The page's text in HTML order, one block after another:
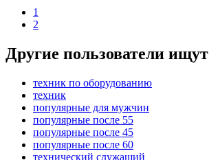
1
2
Другие пользователи ищут
техник по оборудованию
техник
популярные для мужчин
популярные после 55
популярные после 45
популярные после 60
технический служащий